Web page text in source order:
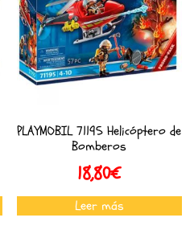
PLAYMOBIL 71195 Helicóptero de
Bomberos
18,80€
Leer más